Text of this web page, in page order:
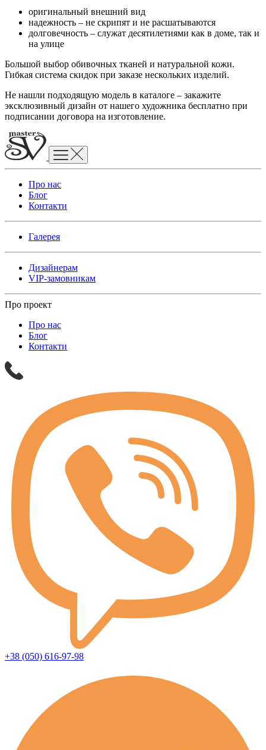
оригинальный внешний вид
надежность – не скрипят и не расшатываются
долговечность – служат десятилетиями как в доме, так и
на улице
Большой выбор обивочных тканей и натуральной кожи.
Гибкая система скидок при заказе нескольких изделий.
Не нашли подходящую модель в каталоге – закажите
эксклюзивный дизайн от нашего художника бесплатно при
подписании договора на изготовление.
Про нас
Блог
Контакти
Галерея
Дизайнерам
VIP-замовникам
Про проект
Про нас
Блог
Контакти
+38 (050) 616-97-98